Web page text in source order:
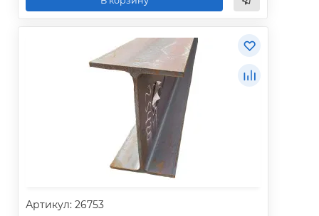
Артикул: 26753